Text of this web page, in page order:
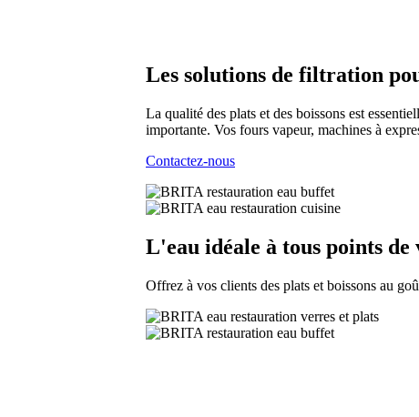
Les solutions de filtration
La qualité des plats et des boissons est
importante. Vos fours vapeur, machines à
Contactez-nous
L'eau idéale à tous points de
Offrez à vos clients des plats et boissons au